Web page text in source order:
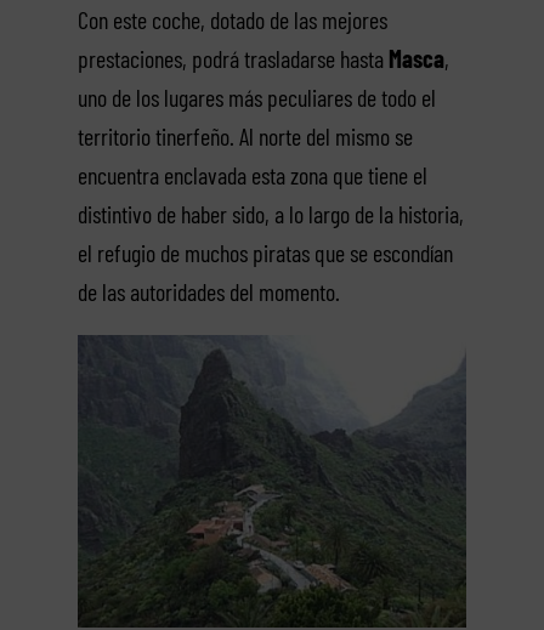
Con este coche, dotado de las mejores
prestaciones, podrá trasladarse hasta Masca,
uno de los lugares más peculiares de todo el
territorio tinerfeño. Al norte del mismo se
encuentra enclavada esta zona que tiene el
distintivo de haber sido, a lo largo de la historia,
el refugio de muchos piratas que se escondían
de las autoridades del momento.